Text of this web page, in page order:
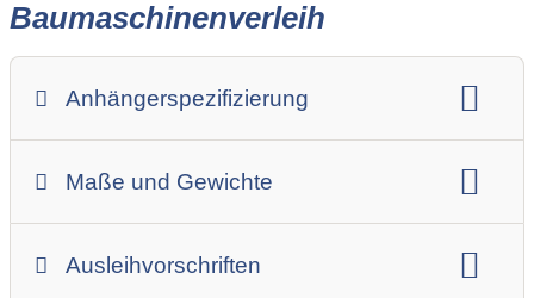
Baumaschinenverleih
Anhängerspezifizierung
Maße und Gewichte
Ausleihvorschriften